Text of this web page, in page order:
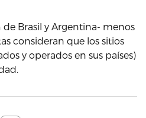
Brasil y Argentina- menos
consideran que los sitios
y operados en sus países)